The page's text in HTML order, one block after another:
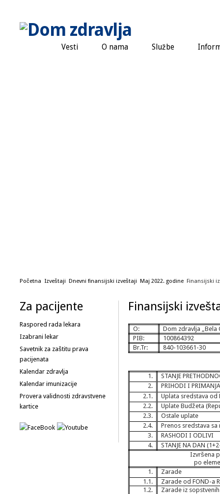
Vesti O nama Službe
Početna Izveštaji Dnevni finansijski izveštaji Maj 2022. godine Finansijski
Za pacijente
Raspored rada lekara
Izabrani lekar
Savetnik za zaštitu prava
pacijenata
Kalendar zdravlja
Kalendar imunizacije
Provera validnosti zdravstvene
kartice
Finansijski
O:
Dom zdravlja „Bela
PIB:
100864392
Br.Tr:
840-103661-30
1.
STANJE
2.
PRIHODI I
2.1.
Uplata sredstava od
2.2.
Uplate Budžeta
2.3.
Ostale uplate
2.4.
Prenos sredstava
3.
RASHODI I ODLIVI
4.
STANJE NA DAN
Izvršena
po
1.
Zarade
1.1.
Zarade od FOND-a
1.2.
Zarade iz